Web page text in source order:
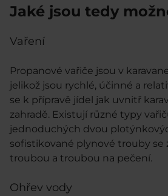
Jaké jsou tedy
Vaření
Propanové vařiče jsou v
jelikož jsou rychlé, účinné a
se k přípravě jídel jak uvnitř
zahradě. Existují různé typy
jednoduchých dvou
sofistikované plynové trouby se
troubou a troubou na pečení.
Ohřev vody